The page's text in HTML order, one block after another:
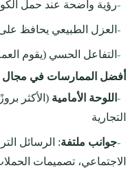
-رؤية واضحة عند حمل
- العزل الطبيعي يحافظ
- التفاعل الحسي (يقوم
أفضل الممارسات في مجال
- اللوحة الأمامية (الأكثر
التجارية
-جوانب ملتفة: الرسائل
الاجتماعي، تصميمات